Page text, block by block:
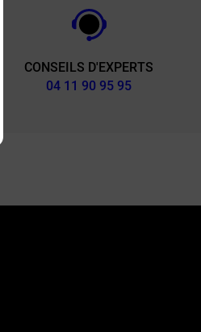
CONSEILS D'EXPERTS
04 11 90 95 95